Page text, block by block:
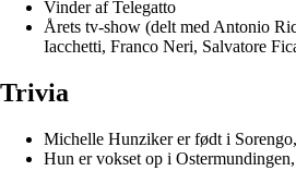
Vinder af Telegatto
Årets tv-show (delt med Antonio
Iacchetti, Franco Neri, Salvatore
Trivia
Michelle Hunziker er født i
Hun er vokset op i